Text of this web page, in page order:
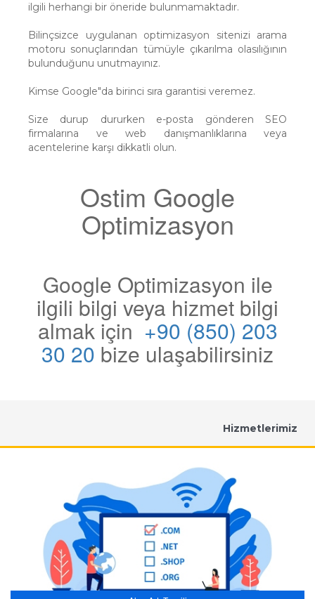
ilgili herhangi bir öneride bulunmamaktadır.
Bilinçsizce uygulanan optimizasyon sitenizi arama
motoru sonuçlarından tümüyle çıkarılma olasılığının
bulunduğunu unutmayınız.
Kimse Google"da birinci sıra garantisi veremez.
Size durup dururken e-posta gönderen SEO
firmalarına ve web danışmanlıklarına veya
acentelerine karşı dikkatli olun.
Ostim Google
Optimizasyon
Google Optimizasyon ile
ilgili bilgi veya hizmet bilgi
almak için +90 (850) 203
30 20 bize ulaşabilirsiniz
Hizmetlerimiz